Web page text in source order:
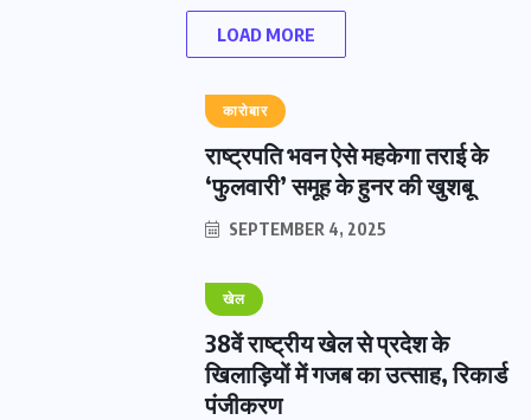
LOAD MORE
कारोबार
राष्ट्रपति भवन ऐसे महकेगा तराई के
‘फुलवारी’ समूह के हुनर की खुशबू
SEPTEMBER 4, 2025
खेल
38वें राष्ट्रीय खेल से प्रदेश के
खिलाड़ियों में गजब का उत्साह, रिकार्ड
पंजीकरण